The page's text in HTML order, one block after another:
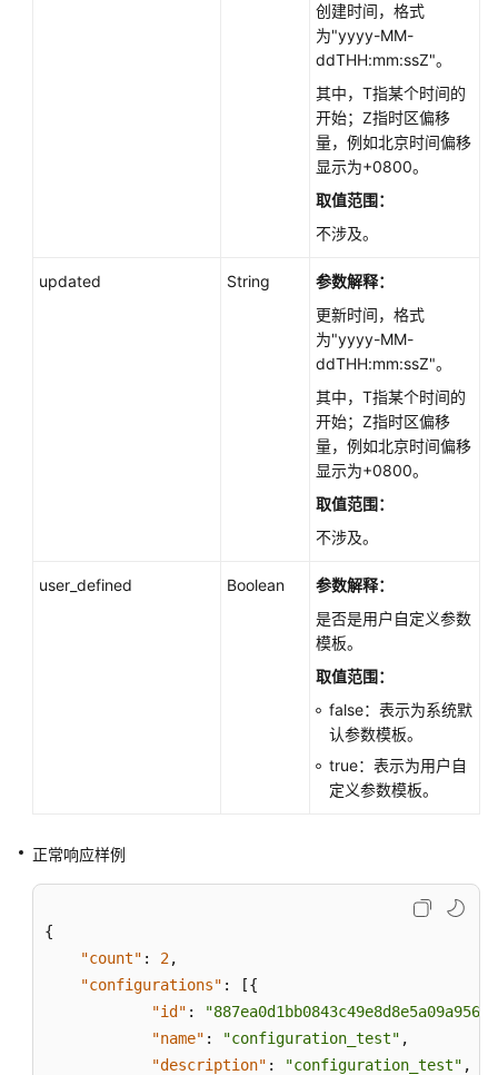
协
区
创建时间，格式
为"yyyy-MM-
ddTHH:mm:ssZ"。
其中，T指某个时间的
开始；Z指时区偏移
量，例如北京时间偏移
显示为+0800。
取值范围：
不涉及。
updated String
参数解释：
更新时间，格式
为"yyyy-MM-
ddTHH:mm:ssZ"。
其中，T指某个时间的
开始；Z指时区偏移
量，例如北京时间偏移
显示为+0800。
取值范围：
不涉及。
user_defined Boolean
参数解释：
是否是用户自定义参数
模板。
取值范围：
false：表示为系统默
认参数模板。
true：表示为用户自
定义参数模板。
正常响应样例
{
"count" : 2,
"configurations" : [{
"id" :
"name" : "configuration_test" ,
"description" : "configuration_test" ,